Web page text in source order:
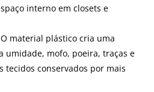
interno em closets e
material plástico cria uma
umidade, mofo, poeira, traças e
tecidos conservados por mais